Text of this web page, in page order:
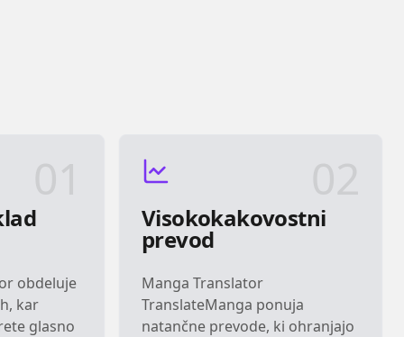
obdeluje
kar
glasno
Visokokakovostni
prevod
Manga Translator
TranslateManga ponuja
natančne prevode, ki ohranjajo